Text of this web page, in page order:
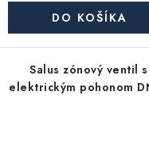
DO KOŠÍKA
Salus zónový ventil s
elektrickým pohonom